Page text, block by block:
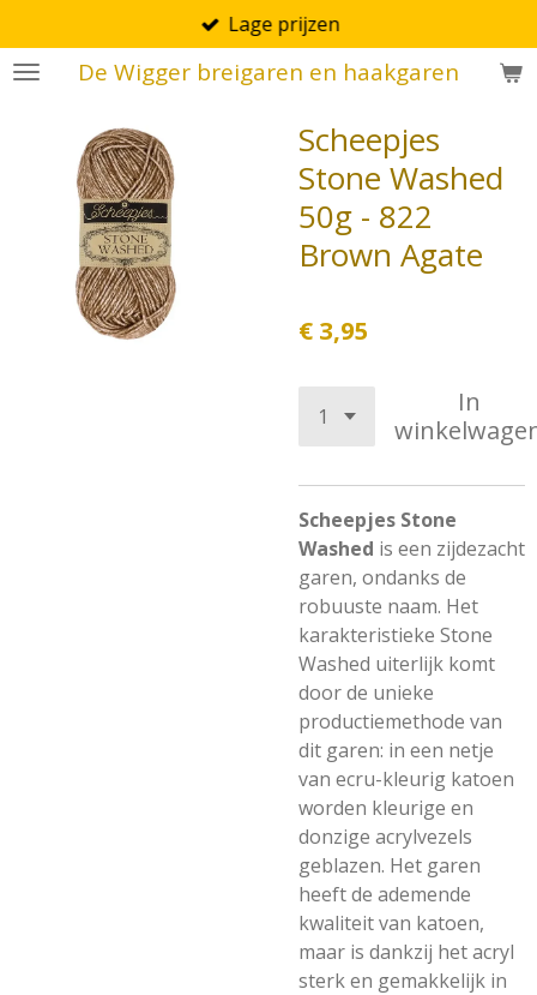
direct
naar
hoofdinhoud
De Wigger breigaren en haakgaren
Lage prijzen
Scheepjes
Stone Washed
50g - 822
Brown Agate
€ 3,95
In
Scheepjes Stone
Washed is een zijdezacht
garen, ondanks de
robuuste naam. Het
karakteristieke Stone
Washed uiterlijk komt
door de unieke
productiemethode van
dit garen: in een netje
van ecru-kleurig katoen
worden kleurige en
donzige acrylvezels
geblazen. Het garen
heeft de ademende
kwaliteit van katoen,
maar is dankzij het acryl
sterk en gemakkelijk in